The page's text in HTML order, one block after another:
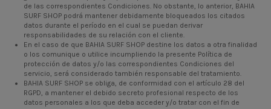
de las correspondientes Condiciones. No obstante, lo anterior, BAHIA
SURF SHOP podrá mantener debidamente bloqueados los citados
datos durante el período en el cual se puedan derivar
responsabilidades de su relación con el cliente.
En el caso de que BAHIA SURF SHOP destine los datos a otra finalidad
o los comunique o utilice incumpliendo la presente Política de
protección de datos y/o las correspondientes Condiciones del
servicio, será considerado también responsable del tratamiento.
BAHIA SURF SHOP se obliga, de conformidad con el artículo 28 del
RGPD, a mantener el debido secreto profesional respecto de los
datos personales a los que deba acceder y/o tratar con el fin de